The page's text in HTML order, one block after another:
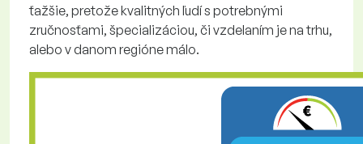
ťažšie, pretože kvalitných ľudí s potrebnými
zručnosťami, špecializáciou, či vzdelaním je na trhu,
alebo v danom regióne málo.